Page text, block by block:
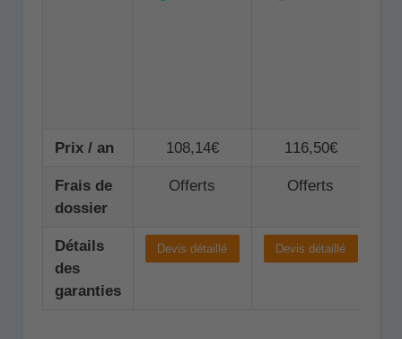
Prix / an 108,14€ 116,50€
Frais de
dossier
Offerts Offerts
Détails
des
garanties
Devis détaillé Devis détaillé